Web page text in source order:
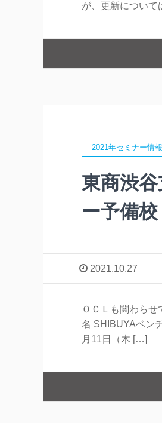
が、更新について
2021年セミナー情報
東商渋
ー予備
2021.10.27
ＯＣＬも関わら
名 SHIBUYAベン
月11日（木 […]